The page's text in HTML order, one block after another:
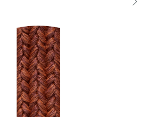
LOCH Charcoal